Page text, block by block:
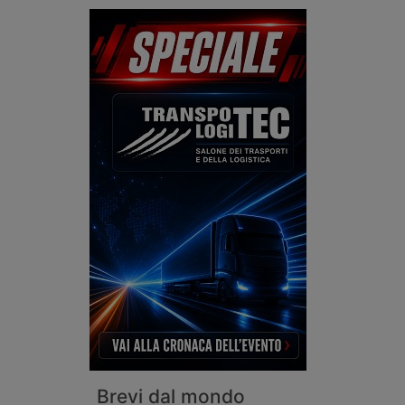
Brevi dal mondo